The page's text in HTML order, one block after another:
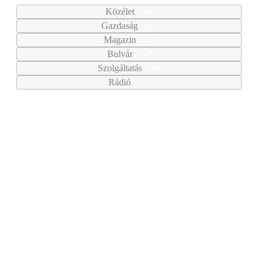
Közélet
Gazdaság
Magazin
Bulvár
Szolgáltatás
Rádió